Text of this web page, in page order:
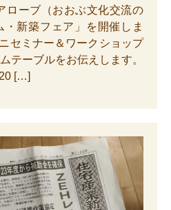
ローブ（おおぶ文化交流の
新築フェア」を開催しま
セミナー＆ワークショップ
テーブルをお伝えします。
[…]